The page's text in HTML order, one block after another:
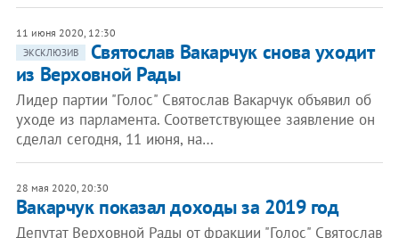
11 июня 2020, 12:30
ЭКСКЛЮЗИВ
Святослав Вакарчук снова уходит
из Верховной Рады
Лидер партии "Голос" Святослав Вакарчук объявил об
уходе из парламента. Соответствующее заявление он
сделал сегодня, 11 июня, на…
28 мая 2020, 20:30
Вакарчук показал доходы за 2019 год
Депутат Верховной Рады от фракции "Голос" Святослав